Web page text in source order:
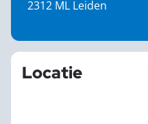
2312 ML Leiden
Locatie